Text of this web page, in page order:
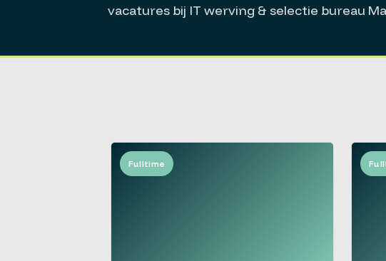
vacatures bij IT werving & selectie bureau
Fulltime